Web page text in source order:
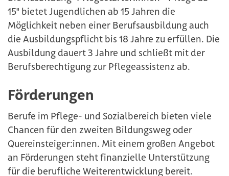
15" bietet Jugendlichen ab 15 Jahren die
Möglichkeit neben einer Berufsausbildung auch
die Ausbildungspflicht bis 18 Jahre zu erfüllen. Die
Ausbildung dauert 3 Jahre und schließt mit der
Berufsberechtigung zur Pflegeassistenz ab.
Förderungen
Berufe im Pflege- und Sozialbereich bieten viele
Chancen für den zweiten Bildungsweg oder
Quereinsteiger:innen. Mit einem großen Angebot
an Förderungen steht finanzielle Unterstützung
für die berufliche Weiterentwicklung bereit.